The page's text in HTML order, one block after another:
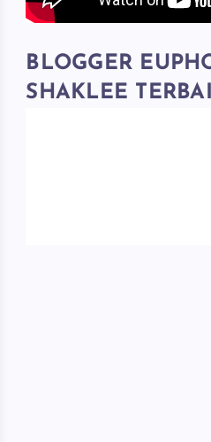
BLOGGER
SHAKLEE